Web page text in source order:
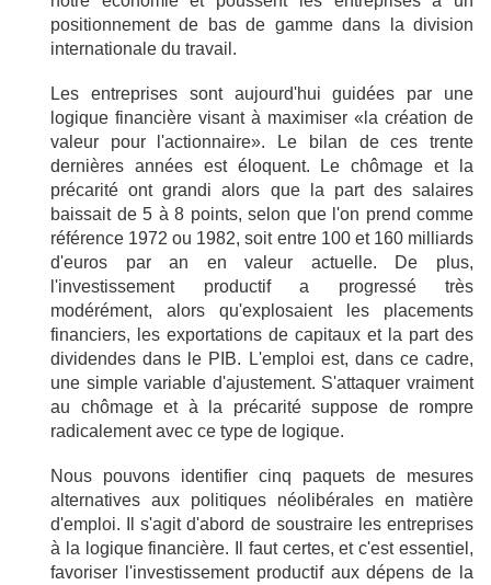
positionnement de bas de gamme dans la division
internationale du travail.
Les entreprises sont aujourd'hui guidées par une
logique financière visant à maximiser «la création de
valeur pour l'actionnaire». Le bilan de ces trente
dernières années est éloquent. Le chômage et la
précarité ont grandi alors que la part des salaires
baissait de 5 à 8 points, selon que l'on prend comme
référence 1972 ou 1982, soit entre 100 et 160 milliards
d'euros par an en valeur actuelle. De plus,
l'investissement productif a progressé très
modérément, alors qu'explosaient les placements
financiers, les exportations de capitaux et la part des
dividendes dans le PIB. L'emploi est, dans ce cadre,
une simple variable d'ajustement. S'attaquer vraiment
au chômage et à la précarité suppose de rompre
radicalement avec ce type de logique.
Nous pouvons identifier cinq paquets de mesures
alternatives aux politiques néolibérales en matière
d'emploi. Il s'agit d'abord de soustraire les entreprises
à la logique financière. Il faut certes, et c'est essentiel,
favoriser l'investissement productif aux dépens de la